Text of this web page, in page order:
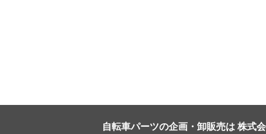
自転車パーツの企画・卸販売は 株式